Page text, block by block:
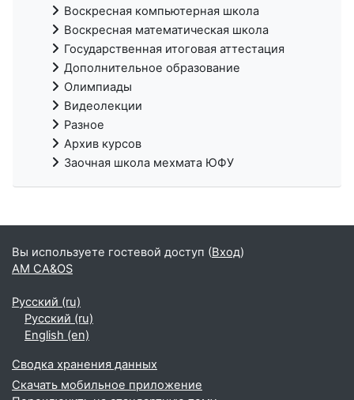
Воскресная компьютерная школа
Воскресная математическая школа
Государственная итоговая аттестация
Дополнительное образование
Олимпиады
Видеолекции
Разное
Архив курсов
Заочная школа мехмата ЮФУ
Вы используете гостевой доступ (Вход)
AM CA&OS
Русский ‎(ru)‎
Русский ‎(ru)‎
English ‎(en)‎
Сводка хранения данных
Скачать мобильное приложение